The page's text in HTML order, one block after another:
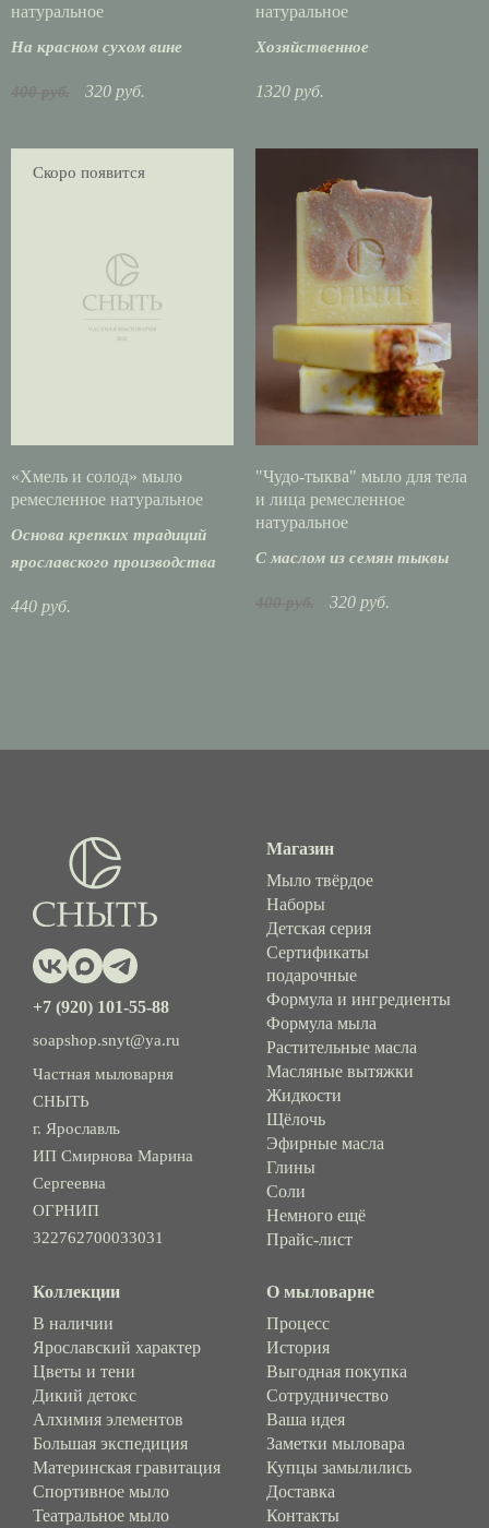
натуральное
На красном сухом вине
320 руб.
натуральное
Хозяйственное
1320 руб.
Скоро появится
«Хмель и солод» мыло
ремесленное натуральное
Основа крепких традиций
ярославского производства
440 руб.
"Чудо-тыква" мыло для тела
и лица ремесленное
натуральное
С маслом из семян тыквы
320 руб.
+7 (920) 101-55-88
soapshop.snyt@ya.ru
Частная мыловарня
СНЫТЬ
г. Ярославль
ИП Смирнова Марина
Сергеевна
ОГРНИП
322762700033031
Магазин
Мыло твёрдое
Наборы
Детская серия
Сертификаты
подарочные
Формула и ингредиенты
Формула мыла
Растительные масла
Масляные вытяжки
Жидкости
Щёлочь
Эфирные масла
Глины
Соли
Немного ещё
Прайс-лист
Коллекции
В наличии
Ярославский характер
Цветы и тени
Дикий детокс
Алхимия элементов
Большая экспедиция
Материнская гравитация
Спортивное мыло
Театральное мыло
О мыловарне
Процесс
История
Выгодная покупка
Сотрудничество
Ваша идея
Заметки мыловара
Купцы замылились
Доставка
Контакты